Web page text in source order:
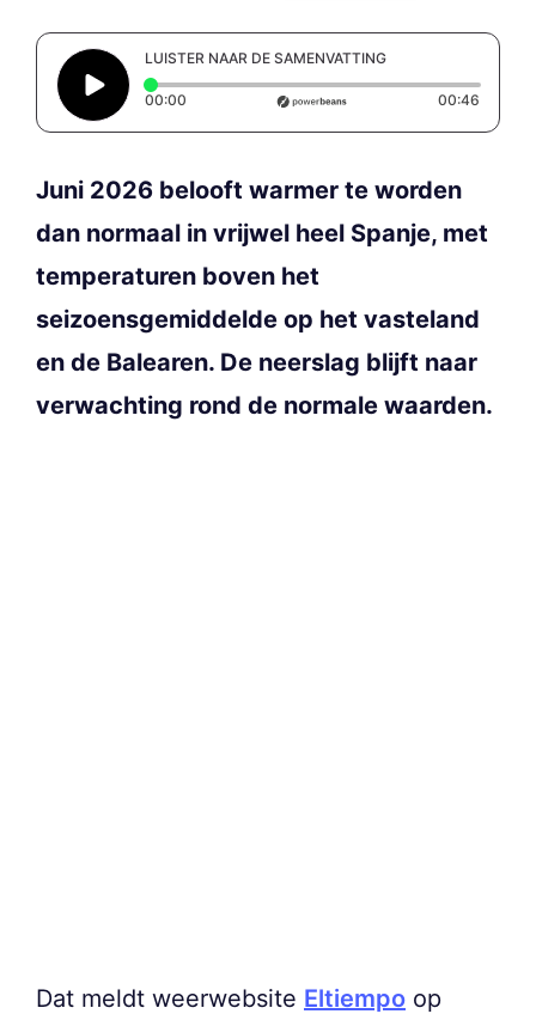
LUISTER NAAR DE SAMENVATTING
00:00 Elapsed time: 0 seconds 00:46
Juni 2026 belooft warmer te worden
dan normaal in vrijwel heel Spanje, met
temperaturen boven het
seizoensgemiddelde op het vasteland
en de Balearen. De neerslag blijft naar
verwachting rond de normale waarden.
Dat meldt weerwebsite Eltiempo op